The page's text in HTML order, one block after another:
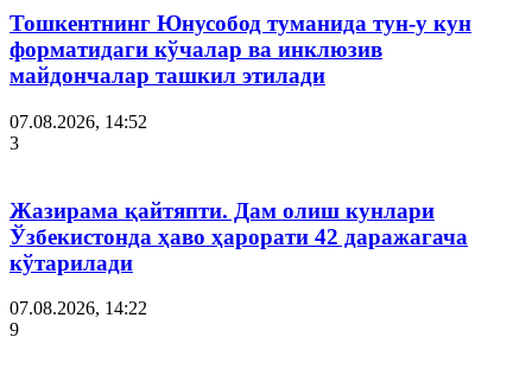
Тошкентнинг Юнусобод туманида тун-у кун
форматидаги кўчалар ва инклюзив
майдончалар ташкил этилади
07.08.2026, 14:52
3
Жазирама қайтяпти. Дам олиш кунлари
Ўзбекистонда ҳаво ҳарорати 42 даражагача
кўтарилади
07.08.2026, 14:22
9